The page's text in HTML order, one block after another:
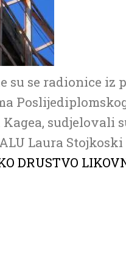
su se radionice iz
sudjelovali
Laura Stojkoski
DRUSTVO